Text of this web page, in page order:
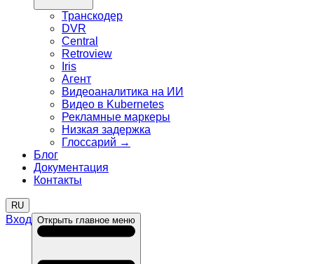
Транскодер
DVR
Central
Retroview
Iris
Агент
Видеоаналитика на ИИ
Видео в Kubernetes
Рекламные маркеры
Низкая задержка
Глоссарий →
Блог
Документация
Контакты
RU
Вход Открыть главное меню